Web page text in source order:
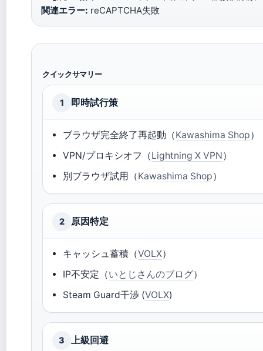
関連エラー: reCAPTCHA失敗
クイックサマリー
1 即時試行策
ブラウザ完全終了再起動（Kawashima Shop）
VPN/プロキシオフ（Lightning X VPN）
別ブラウザ試用（Kawashima Shop）
2 原因特定
キャッシュ蓄積（VOLX）
IP不安定（いとじさんのブログ）
Steam Guard干渉 (VOLX)
3 上級回避